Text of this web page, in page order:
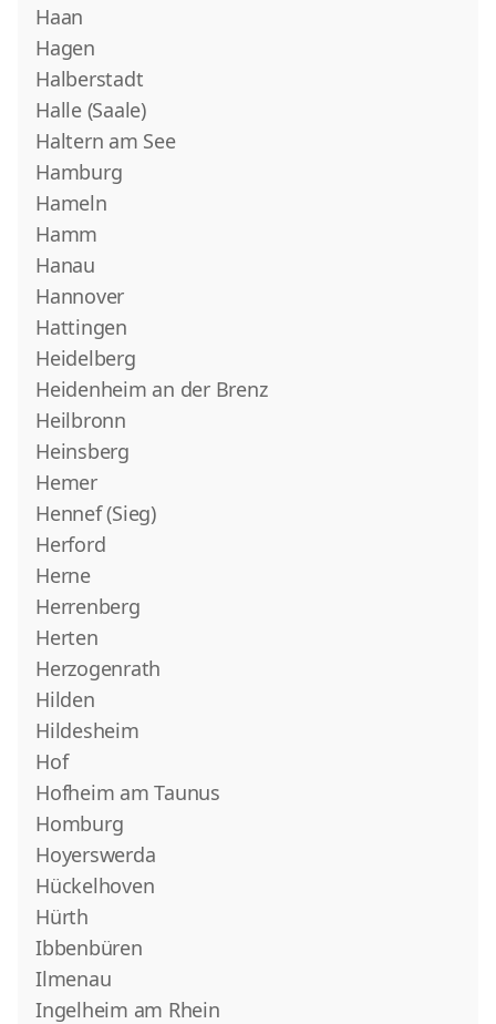
Haan
Hagen
Halberstadt
Halle (Saale)
Haltern am See
Hamburg
Hameln
Hamm
Hanau
Hannover
Hattingen
Heidelberg
Heidenheim an der Brenz
Heilbronn
Heinsberg
Hemer
Hennef (Sieg)
Herford
Herne
Herrenberg
Herten
Herzogenrath
Hilden
Hildesheim
Hof
Hofheim am Taunus
Homburg
Hoyerswerda
Hückelhoven
Hürth
Ibbenbüren
Ilmenau
Ingelheim am Rhein